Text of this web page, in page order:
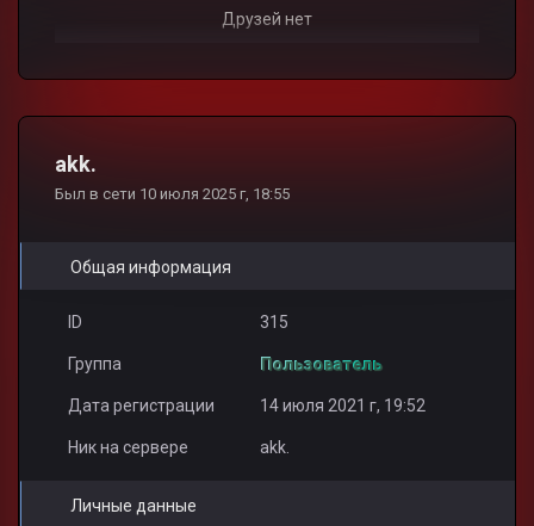
Друзей нет
akk.
Был в сети 10 июля 2025 г, 18:55
Общая информация
ID 315
Группа Пользователь
Дата регистрации 14 июля 2021 г, 19:52
Ник на сервере akk.
Личные данные